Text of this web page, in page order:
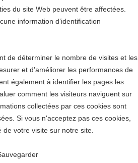
du site Web peuvent être affectées.
information d’identification
de déterminer le nombre de visites et les
et d’améliorer les performances de
également à identifier les pages les
comment les visiteurs naviguent sur
collectées par ces cookies sont
Si vous n'acceptez pas ces cookies,
de votre visite sur notre site.